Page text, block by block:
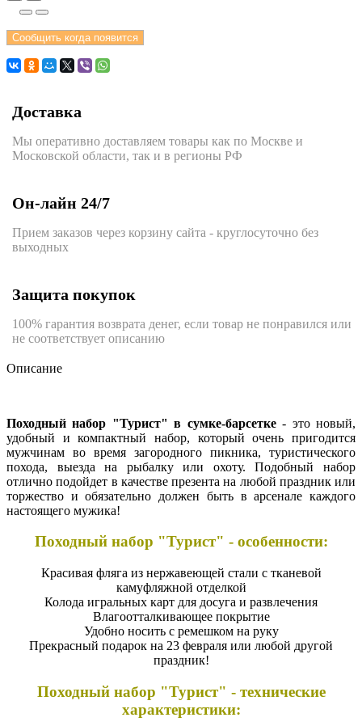
Сообщить когда появится
Доставка
Мы оперативно доставляем товары как по Москве и
Московской области, так и в регионы РФ
Он-лайн 24/7
Прием заказов через корзину сайта - круглосуточно без
выходных
Защита покупок
100% гарантия возврата денег, если товар не понравился или
не соответствует описанию
Описание
Походный набор "Турист" в сумке-барсетке- это новый,
удобный и компактный набор, который очень пригодится
мужчинам во время загородного пикника, туристического
похода, выезда на рыбалку или охоту. Подобный набор
отлично подойдет в качестве презента на любой праздник или
торжество и обязательно должен быть в арсенале каждого
настоящего мужика!
Походный набор "Турист" - особенности:
Красивая фляга из нержавеющей стали с тканевой
камуфляжной отделкой
Колода игральных карт для досуга и развлечения
Влагоотталкивающее покрытие
Удобно носить с ремешком на руку
Прекрасный подарок на 23 февраля или любой другой
праздник!
Походный набор "Турист" - технические
характеристики: